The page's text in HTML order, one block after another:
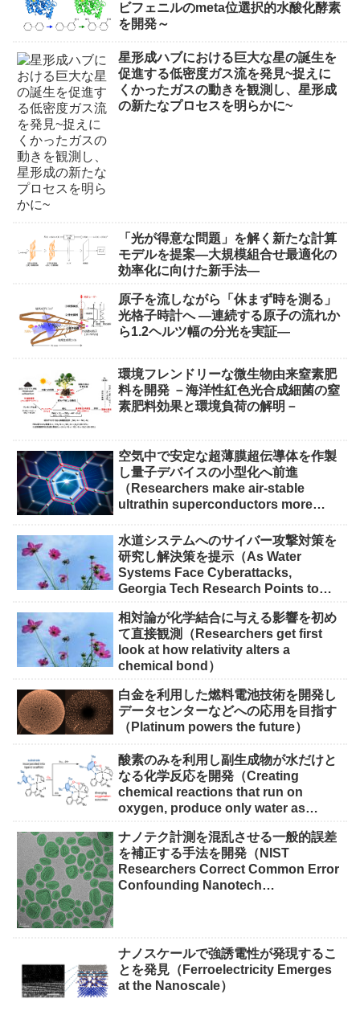
ビフェニルのmeta位選択的水酸化酵素
を開発～
星形成ハブにおける巨大な星の誕生を
促進する低密度ガス流を発見~捉えに
くかったガスの動きを観測し、星形成
の新たなプロセスを明らかに~
「光が得意な問題」を解く新たな計算
モデルを提案―大規模組合せ最適化の
効率化に向けた新手法―
原子を流しながら「休まず時を測る」
光格子時計へ ―連続する原子の流れか
ら1.2ヘルツ幅の分光を実証―
環境フレンドリーな微生物由来窒素肥
料を開発 －海洋性紅色光合成細菌の窒
素肥料効果と環境負荷の解明－
空気中で安定な超薄膜超伝導体を作製
し量子デバイスの小型化へ前進
（Researchers make air-stable
ultrathin superconductors more
水道システムへのサイバー攻撃対策を
研究し解決策を提示（As Water
Systems Face Cyberattacks,
Georgia Tech Research Points to
相対論が化学結合に与える影響を初め
て直接観測（Researchers get first
look at how relativity alters a
chemical bond）
白金を利用した燃料電池技術を開発し
データセンターなどへの応用を目指す
（Platinum powers the future）
酸素のみを利用し副生成物が水だけと
なる化学反応を開発（Creating
chemical reactions that run on
oxygen, produce only water as
ナノテク計測を混乱させる一般的誤差
を補正する手法を開発（NIST
Researchers Correct Common Error
Confounding Nanotech
ナノスケールで強誘電性が発現するこ
とを発見（Ferroelectricity Emerges
at the Nanoscale）